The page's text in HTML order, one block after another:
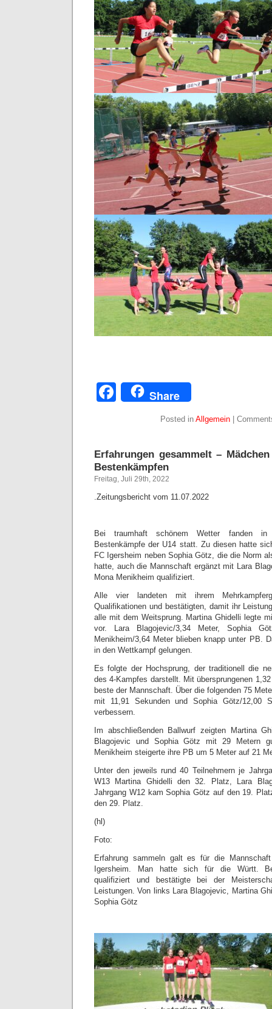
Facebook
Share
Posted in Allgemein|
Erfahrungen gesammelt –
Bestenkämpfen
Freitag, Juli 29th, 2022
.Zeitungsbericht vom 11.07.2022
Bei traumhaft schönem Wetter fanden in
Bestenkämpfe der U14 statt. Zu diesen hatte
FC Igersheim neben Sophia Götz, die die Norm
hatte, auch die Mannschaft ergänzt mit Lara
Mona Menikheim qualifiziert.
Alle vier landeten mit ihrem
Qualifikationen und bestätigten, damit ihr
alle mit dem Weitsprung. Martina Ghidelli legte
vor. Lara Blagojevic/3,34 Meter, Sophia
Menikheim/3,64 Meter blieben knapp unter PB.
in den Wettkampf gelungen.
Es folgte der Hochsprung, der traditionell die
des 4-Kampfes darstellt. Mit übersprungenen
beste der Mannschaft. Über die folgenden 75
mit 11,91 Sekunden und Sophia Götz/12,00
verbessern.
Im abschließenden Ballwurf zeigten Martina
Blagojevic und Sophia Götz mit 29 Metern
Menikheim steigerte ihre PB um 5 Meter auf 21
Unter den jeweils rund 40 Teilnehmern je
W13 Martina Ghidelli den 32. Platz, Lara
Jahrgang W12 kam Sophia Götz auf den 19.
den 29. Platz.
(hl)
Foto:
Erfahrung sammeln galt es für die
Igersheim. Man hatte sich für die Württ.
qualifiziert und bestätigte bei der
Leistungen. Von links Lara Blagojevic, Martina
Sophia Götz